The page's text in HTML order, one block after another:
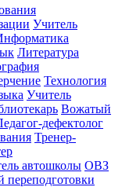
Учитель
Литература
Технология
Учитель
Вожатый
дефектолог
Тренер-
автошколы ОВЗ
переподготовки